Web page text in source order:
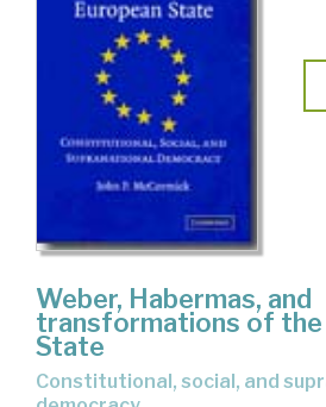
Weber, Habermas, and
transformations of the
State
constitutional, social, and supranational